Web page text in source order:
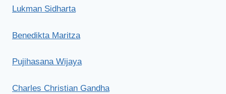
Lukman Sidharta
Benedikta Maritza
Pujihasana Wijaya
Charles Christian Gandha